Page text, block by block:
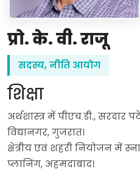
प्रो. के. वी. राजू
सदस्य, नीति आयोग
शिक्षा
अर्थशास्त्र में पीएच.डी., सरदार
विद्यानगर, गुजरात।
क्षेत्रीय एवं शहरी नियोजन में
प्लानिंग, अहमदाबाद।